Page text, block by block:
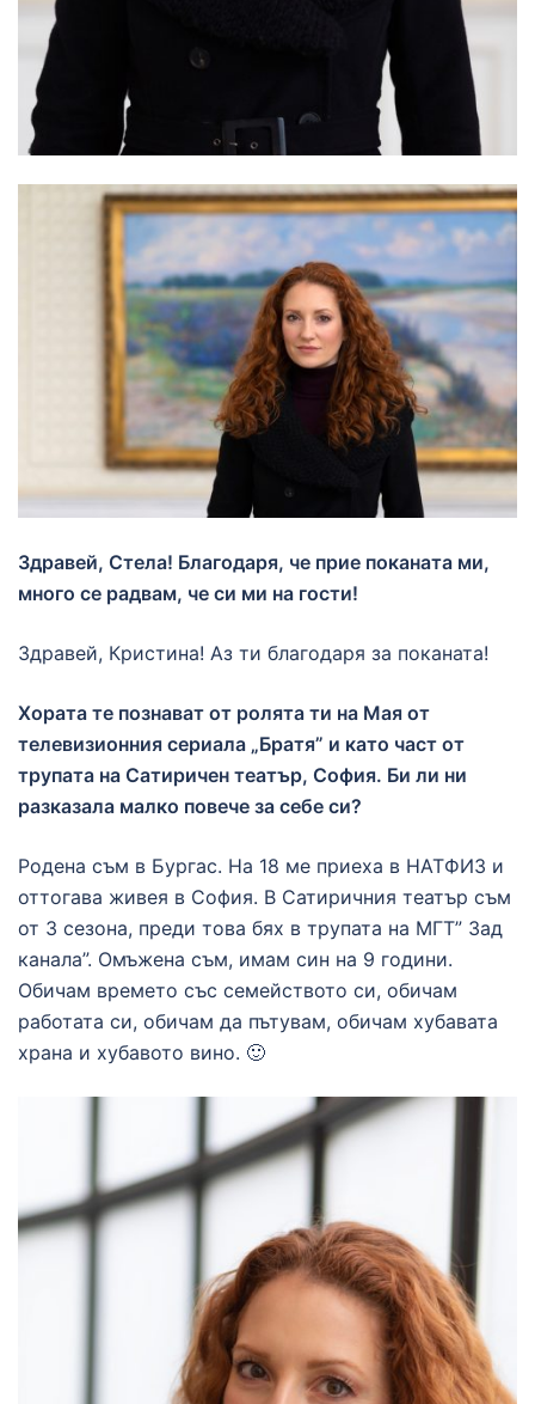
Здравей, Стела! Благодаря, че прие поканата ми,
много се радвам, че си ми на гости!
Здравей, Кристина! Аз ти благодаря за поканата!
Хората те познават от ролята ти на Мая от
телевизионния сериала „Братя” и като част от
трупата на Сатиричен театър, София. Би ли ни
разказала малко повече за себе си?
Родена съм в Бургас. На 18 ме приеха в НАТФИЗ и
оттогава живея в София. В Сатиричния театър съм
от 3 сезона, преди това бях в трупата на МГТ” Зад
канала”. Омъжена съм, имам син на 9 години.
Обичам времето със семейството си, обичам
работата си, обичам да пътувам, обичам хубавата
храна и хубавото вино. 🙂